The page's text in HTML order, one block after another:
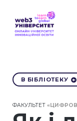
В БІБЛІОТЕКУ
ФАКУЛЬТЕТ